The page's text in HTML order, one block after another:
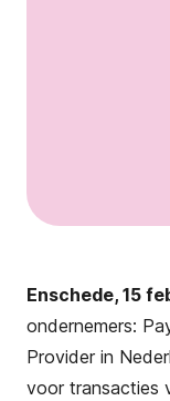
Enschede, 15
ondernemers:
Provider in
voor transacties